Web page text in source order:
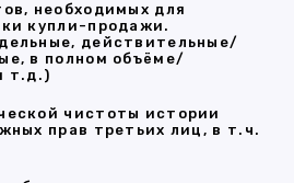
необходимых для
купли-продажи.
действительные/
в полном объёме/
т.д.)
чистоты истории
прав третьих лиц, в т.ч.